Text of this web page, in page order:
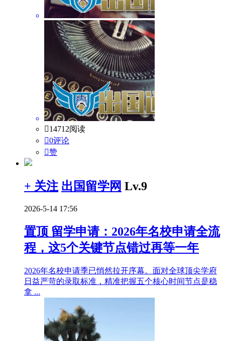
14712阅读
0评论
赞
+ 关注 出国留学网 Lv.9
2026-5-14 17:56
置顶 留学申请：2026年名校申请全流
程，这5个关键节点错过再等一年
2026年名校申请季已悄然拉开序幕。面对全球顶尖学府
日益严苛的录取标准，精准把握五个核心时间节点是稳
拿 ...